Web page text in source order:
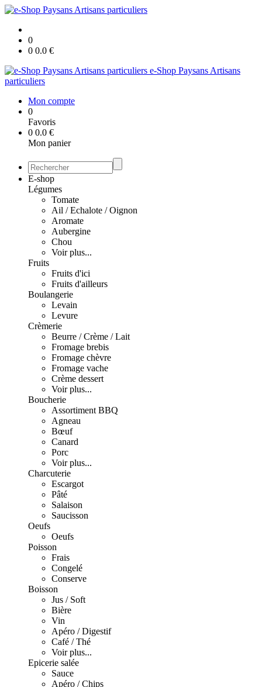
0
0 0.0 €
e-Shop Paysans Artisans
particuliers
Mon compte
0
Favoris
0 0.0 €
Mon panier
E-shop
Légumes
Tomate
Ail / Echalote / Oignon
Aromate
Aubergine
Chou
Voir plus...
Fruits
Fruits d'ici
Fruits d'ailleurs
Boulangerie
Levain
Levure
Crèmerie
Beurre / Crème / Lait
Fromage brebis
Fromage chèvre
Fromage vache
Crème dessert
Voir plus...
Boucherie
Assortiment BBQ
Agneau
Bœuf
Canard
Porc
Voir plus...
Charcuterie
Escargot
Pâté
Salaison
Saucisson
Oeufs
Oeufs
Poisson
Frais
Congelé
Conserve
Boisson
Jus / Soft
Bière
Vin
Apéro / Digestif
Café / Thé
Voir plus...
Epicerie salée
Sauce
Apéro / Chips